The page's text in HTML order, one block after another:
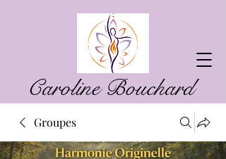
Caroline Bouchard
Groupes